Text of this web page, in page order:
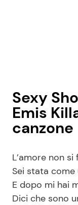
Sexy
Emis
canzone
L’amore non
Sei stata
E dopo mi hai
Dici che sono